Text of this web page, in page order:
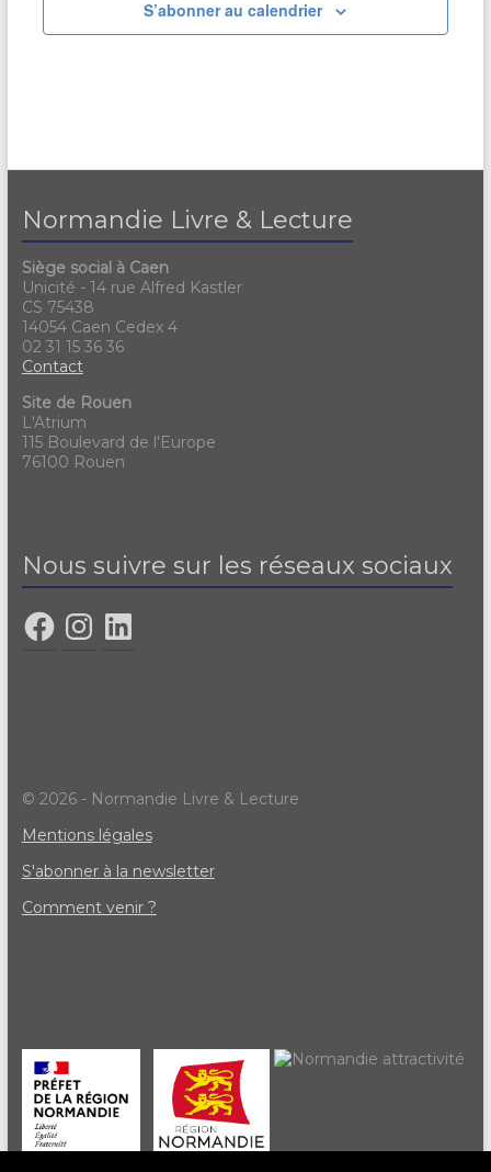
S’abonner au calendrier
Normandie Livre & Lecture
Siège social à Caen
Unicité - 14 rue Alfred Kastler
CS 75438
14054 Caen Cedex 4
02 31 15 36 36
Contact
Site de Rouen
L'Atrium
115 Boulevard de l'Europe
76100 Rouen
Nous suivre sur les réseaux sociaux
© 2026 - Normandie Livre & Lecture
Mentions légales
S'abonner à la newsletter
Comment venir ?